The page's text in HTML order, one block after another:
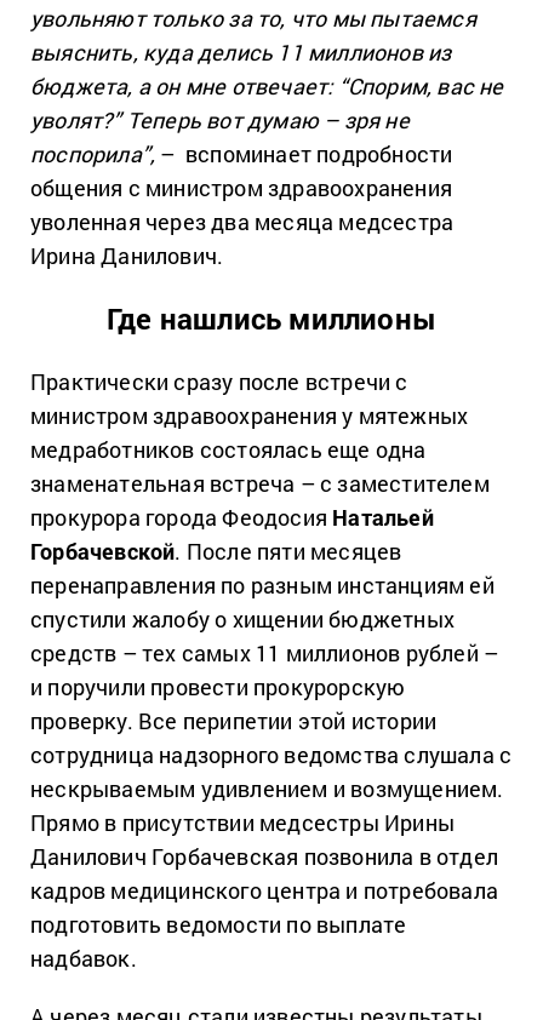
увольняют только за то, что мы пытаемся
выяснить, куда делись 11 миллионов из
бюджета, а он мне отвечает: “Спорим, вас не
уволят?” Теперь вот думаю – зря не
поспорила”, – вспоминает подробности
общения с министром здравоохранения
уволенная через два месяца медсестра
Ирина Данилович.
Где нашлись миллионы
Практически сразу после встречи с
министром здравоохранения у мятежных
медработников состоялась еще одна
знаменательная встреча – с заместителем
прокурора города Феодосия Натальей
Горбачевской. После пяти месяцев
перенаправления по разным инстанциям ей
спустили жалобу о хищении бюджетных
средств – тех самых 11 миллионов рублей –
и поручили провести прокурорскую
проверку. Все перипетии этой истории
сотрудница надзорного ведомства слушала с
нескрываемым удивлением и возмущением.
Прямо в присутствии медсестры Ирины
Данилович Горбачевская позвонила в отдел
кадров медицинского центра и потребовала
подготовить ведомости по выплате
надбавок.